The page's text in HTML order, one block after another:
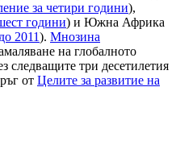
за четири години),
години) и Южна Африка
2011). Мнозина
на глобалното
следващите три десетилетия
от Целите за развитие на